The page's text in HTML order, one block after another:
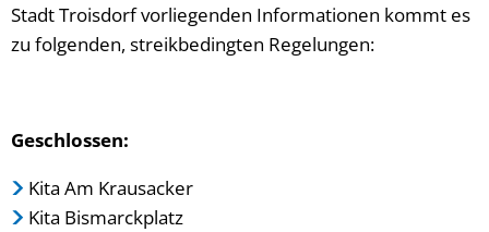
Stadt Troisdorf vorliegenden Informationen kommt es
zu folgenden, streikbedingten Regelungen:
Geschlossen:
Kita Am Krausacker
Kita Bismarckplatz